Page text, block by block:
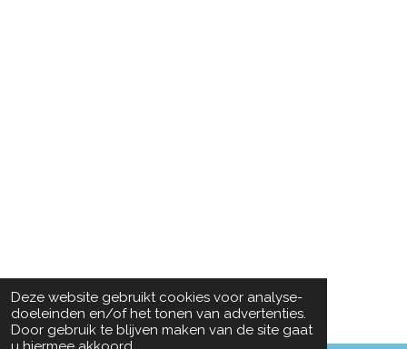
Deze website gebruikt cookies voor analyse-
doeleinden en/of het tonen van advertenties.
Door gebruik te blijven maken van de site gaat